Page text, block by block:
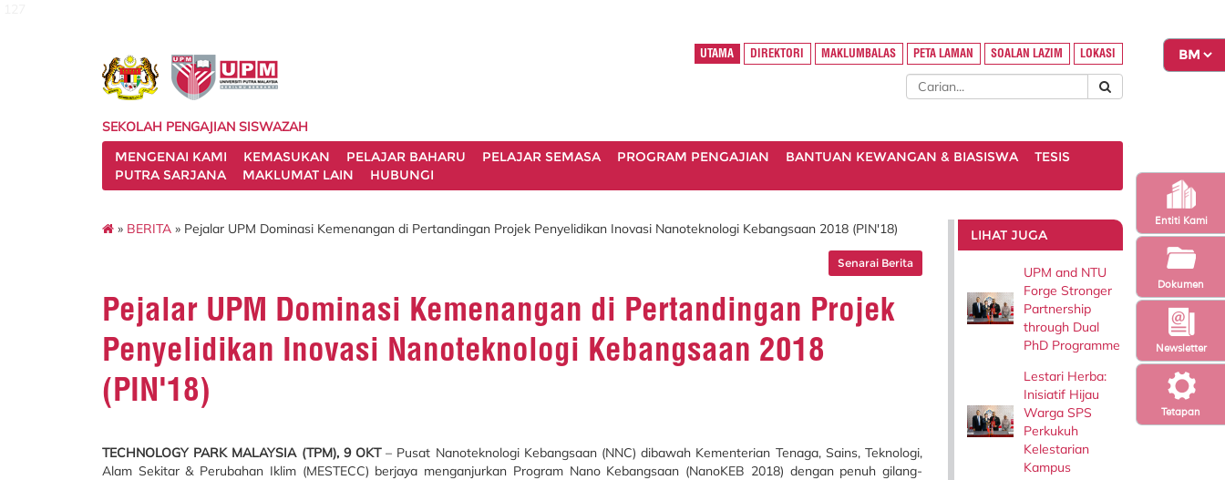
Tetapan
Newsletter
Entiti Kami
Dokumen
UTAMA DIREKTORI MAKLUMBALAS PETA LAMAN SOALAN LAZIM LOKASI
SEKOLAH PENGAJIAN SISWAZAH
MENGENAI KAMI
KEMASUKAN PELAJAR BAHARU PELAJAR SEMASA PROGRAM PENGAJIAN BANTUAN KEWANGAN & BIASISWA
TESIS
PUTRA SARJANA
MAKLUMAT LAIN HUBUNGI
» BERITA » Pejalar UPM Dominasi Kemenangan di Pertandingan Projek Penyelidikan Inovasi Nanoteknologi Kebangsaan 2018 (PIN'18)
Senarai Berita
Pejalar UPM Dominasi Kemenangan di Pertandingan Projek
Penyelidikan Inovasi Nanoteknologi Kebangsaan 2018
(PIN'18)
TECHNOLOGY PARK MALAYSIA (TPM), 9 OKT– Pusat Nanoteknologi Kebangsaan (NNC) dibawah Kementerian Tenaga, Sains, Teknologi,
Alam Sekitar & Perubahan Iklim (MESTECC) berjaya menganjurkan Program Nano Kebangsaan (NanoKEB 2018) dengan penuh gilang-
LIHAT JUGA
UPM and NTU
Forge Stronger
Partnership
through Dual
PhD Programme
Lestari Herba:
Inisiatif Hijau
Warga SPS
Perkukuh
Kelestarian
Kampus